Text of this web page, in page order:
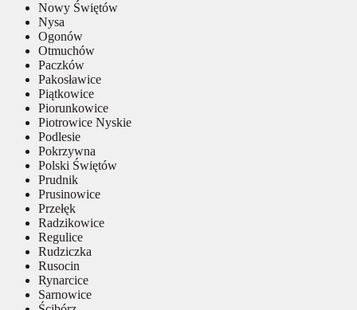
Nowy Świętów
Nysa
Ogonów
Otmuchów
Paczków
Pakosławice
Piątkowice
Piorunkowice
Piotrowice Nyskie
Podlesie
Pokrzywna
Polski Świętów
Prudnik
Prusinowice
Przełęk
Radzikowice
Regulice
Rudziczka
Rusocin
Rynarcice
Sarnowice